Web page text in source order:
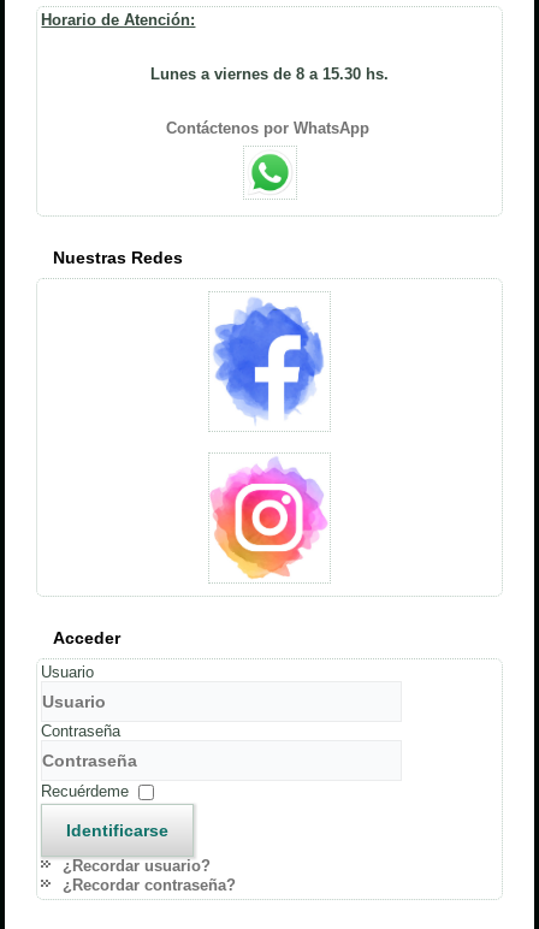
Horario de Atención:
Lunes a viernes de 8 a 15.30 hs.
Contáctenos por WhatsApp
Nuestras Redes
Acceder
Usuario
Contraseña
Recuérdeme
Identificarse
¿Recordar usuario?
¿Recordar contraseña?